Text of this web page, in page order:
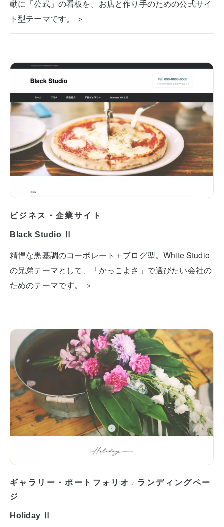
動に「公式」の看板を。お店と作り手のための公式サイ
ト型テーマです。 ＞
ビジネス・企業サイト
Black Studio Ⅱ
精悍な黒基調のコーポレート＋ブログ型。White Studio
の兄弟テーマとして、「かっこよさ」で選びたい会社の
ためのテーマです。 ＞
ギャラリー・ポートフォリオ / ランディングペー
ジ
Holiday Ⅱ